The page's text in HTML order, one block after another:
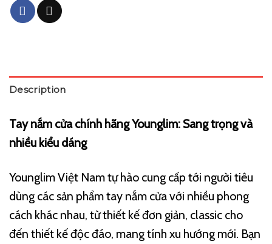
Description
Tay nắm cửa chính hãng Younglim: Sang trọng và
nhiều kiểu dáng
Younglim Việt Nam tự hào cung cấp tới người tiêu
dùng các sản phẩm tay nắm cửa với nhiều phong
cách khác nhau, từ thiết kế đơn giản, classic cho
đến thiết kế độc đáo, mang tính xu hướng mới. Bạn